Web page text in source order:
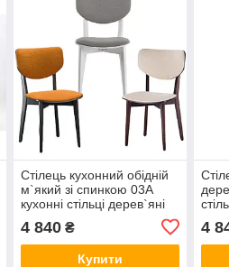
Стілець кухонний обідній
м`який зі спинкою 03А
кухонні стільці дерев`яні
м`які стільчики обідні на
кухню з дерева
4 840₴
Купити
4